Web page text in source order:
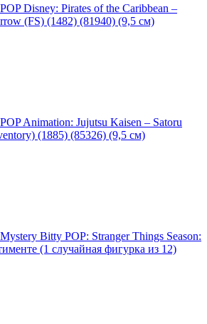
Disney: Pirates of the Caribbean –
(FS) (1482) (81940) (9,5 см)
Animation: Jujutsu Kaisen – Satoru
(1885) (85326) (9,5 см)
Bitty POP: Stranger Things Season:
(1 случайная фигурка из 12)